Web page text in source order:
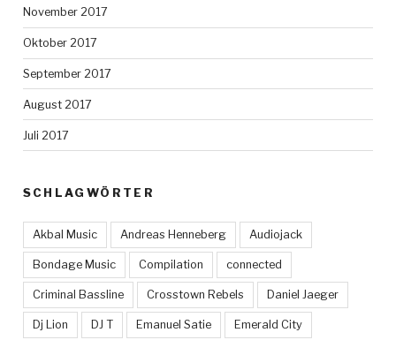
November 2017
Oktober 2017
September 2017
August 2017
Juli 2017
SCHLAGWÖRTER
Akbal Music Andreas Henneberg Audiojack
Bondage Music Compilation connected
Criminal Bassline Crosstown Rebels Daniel Jaeger
Dj Lion DJ T Emanuel Satie Emerald City